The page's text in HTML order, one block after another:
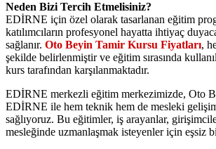
Neden Bizi Tercih Etmelisiniz?
EDİRNE için özel olarak tasarlanan eğitim
katılımcıların profesyonel hayatta ihtiyaç
sağlanır. Oto Beyin Tamir Kursu Fiyatları,
şekilde belirlenmiştir ve eğitim sırasında
kurs tarafından karşılanmaktadır.
EDİRNE merkezli eğitim merkezimizde, Oto
EDİRNE ile hem teknik hem de mesleki
sağlıyoruz. Bu eğitimler, iş arayanlar,
mesleğinde uzmanlaşmak isteyenler için eşsiz